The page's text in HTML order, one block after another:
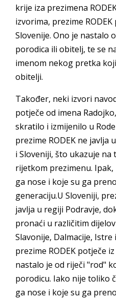
krije iza prezimena
izvorima, prezime
Slovenije. Ono je nastalo
porodica ili obitelj, te se
imenom nekog pretka
obitelji.
Također, neki izvori
potječe od imena
skratilo i izmijenilo u
prezime RODEK ne javlja
i Sloveniji, što ukazuje
rijetkom prezimenu.
ga nose i koje su ga
generaciju.U Sloveniji,
javlja u regiji Podravje,
pronaći u različitim
Slavonije, Dalmacije,
prezime RODEK potječe
nastalo je od riječi "rod"
porodicu. Iako nije toliko
ga nose i koje su ga